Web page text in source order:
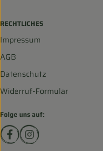
RECHTLICHES
Impressum
AGB
Datenschutz
Widerruf-Formular
Folge uns auf:
Externer Link zu
Externer Link zu